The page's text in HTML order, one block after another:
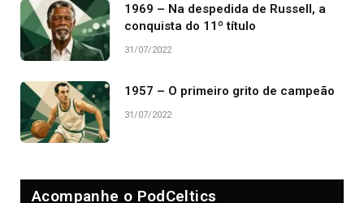
1969 – Na despedida de Russell, a
conquista do 11º título
31/07/2022
1957 – O primeiro grito de campeão
31/07/2022
Acompanhe o PodCeltics